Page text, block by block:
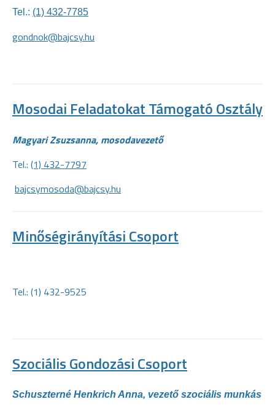
Tel.: (1) 432-7785
gondnok@bajcsy.hu
Mosodai Feladatokat Támogató Osztály
Magyari Zsuzsanna, mosodavezető
Tel.: (1) 432-7797
bajcsymosoda@bajcsy.hu
Minőségirányítási Csoport
Tel.: (1) 432-9525
Szociális Gondozási Csoport
Schuszterné Henkrich Anna, vezető szociális munkás